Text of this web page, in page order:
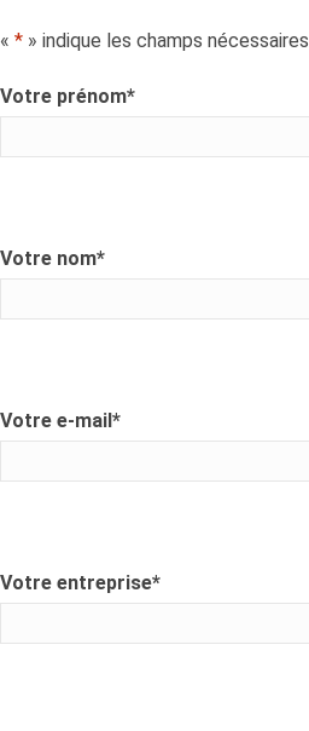
« * » indique les champs nécessaires
Votre prénom*
Votre nom*
Votre e-mail*
Votre entreprise*